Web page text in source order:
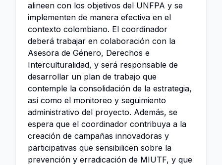
alineen con los objetivos del UNFPA y se
implementen de manera efectiva en el
contexto colombiano. El coordinador
deberá trabajar en colaboración con la
Asesora de Género, Derechos e
Interculturalidad, y será responsable de
desarrollar un plan de trabajo que
contemple la consolidación de la estrategia,
así como el monitoreo y seguimiento
administrativo del proyecto. Además, se
espera que el coordinador contribuya a la
creación de campañas innovadoras y
participativas que sensibilicen sobre la
prevención y erradicación de MIUTF, y que